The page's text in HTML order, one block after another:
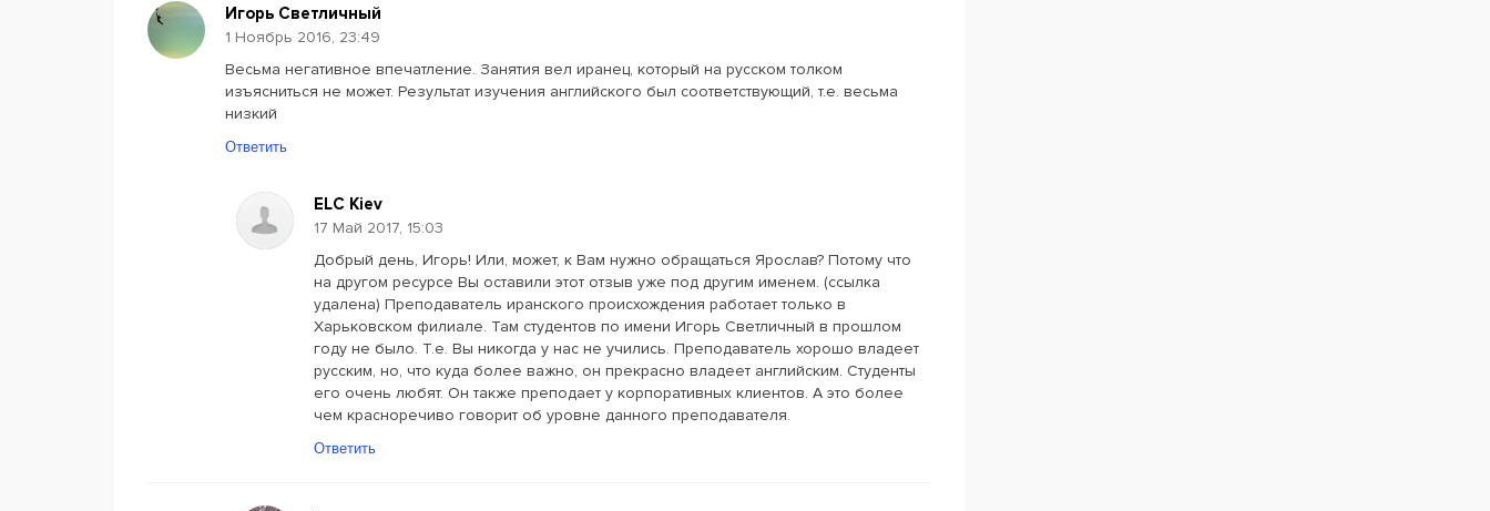
Игорь Светличный
1 Ноябрь 2016, 23:49
Весьма негативное впечатление. Занятия вел иранец, который на русском толком
изъясниться не может. Результат изучения английского был соответствующий, т.е. весьма
низкий
Ответить
ELC Kiev
17 Май 2017, 15:03
Добрый день, Игорь! Или, может, к Вам нужно обращаться Ярослав? Потому что
на другом ресурсе Вы оставили этот отзыв уже под другим именем. (ссылка
удалена) Преподаватель иранского происхождения работает только в
Харьковском филиале. Там студентов по имени Игорь Светличный в прошлом
году не было. Т.е. Вы никогда у нас не учились. Преподаватель хорошо владеет
русским, но, что куда более важно, он прекрасно владеет английским. Студенты
его очень любят. Он также преподает у корпоративных клиентов. А это более
чем красноречиво говорит об уровне данного преподавателя.
Ответить